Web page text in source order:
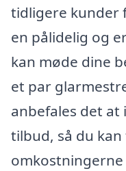
tidligere kunder
en pålidelig og
kan møde dine
et par
anbefales det
tilbud, så du